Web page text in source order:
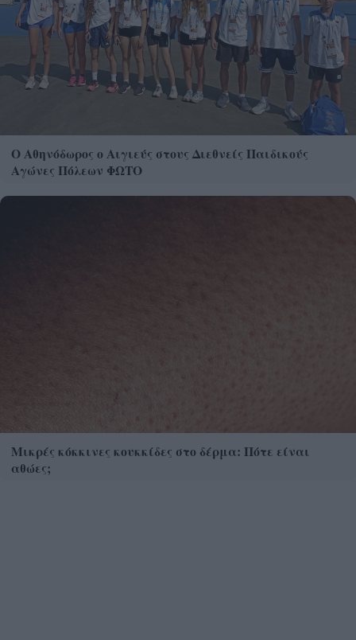
Ο Αθηνόδωρος ο Αιγιεύς στους Διεθνείς Παιδικούς
Αγώνες Πόλεων ΦΩΤΟ
Μικρές κόκκινες κουκκίδες στο δέρμα: Πότε είναι
αθώες;